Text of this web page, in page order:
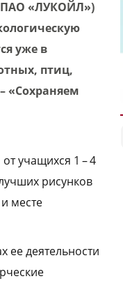
ПАО «ЛУКОЙЛ»)
уже в
птиц,
«Сохраняем
учащихся 1 – 4
рисунков
месте
ее деятельности